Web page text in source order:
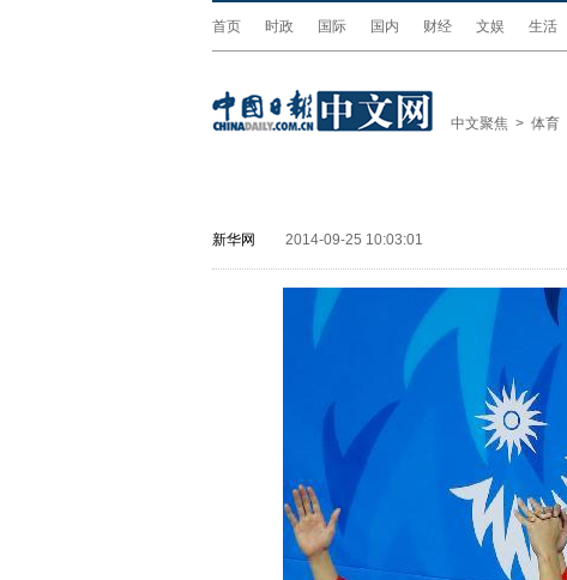
首页 时政 国际 国内 财经 文娱 生活
中文聚焦 > 体育
新华网 2014-09-25 10:03:01